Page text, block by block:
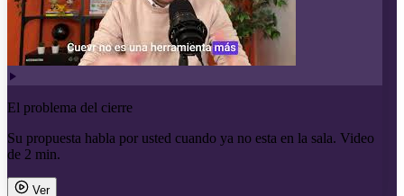
El problema del cierre
Su propuesta habla por usted cuando ya no esta en la sala. Video
de 2 min.
Ver